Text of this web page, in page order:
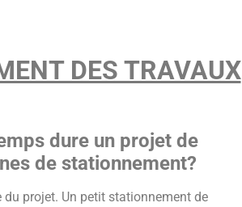
DES TRAVAUX
dure un projet de
de stationnement?
du projet. Un petit stationnement de